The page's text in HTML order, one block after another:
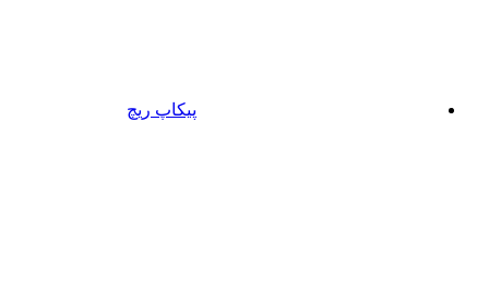
پیکاپ ریچ